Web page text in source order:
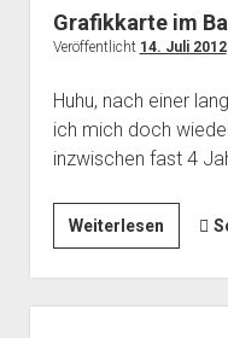
da
Grafikkarte im
Veröffentlicht 14. Juli 2012
Huhu, nach einer
ich mich doch
inzwischen fast 4
Weiterlesen
im